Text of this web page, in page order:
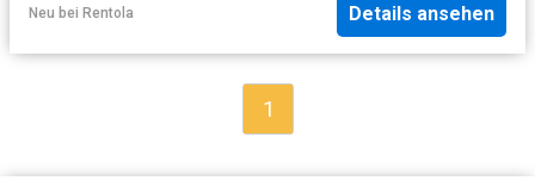
Neu bei Rentola Details ansehen
1